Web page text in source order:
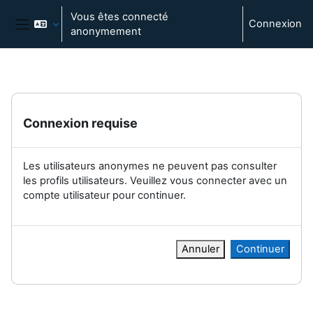
Passer au contenu principal
Panneau latéral
Vous êtes connecté
anonymement
Connexion
Connexion requise
Les utilisateurs anonymes ne peuvent pas consulter
les profils utilisateurs. Veuillez vous connecter avec un
compte utilisateur pour continuer.
Annuler Continuer